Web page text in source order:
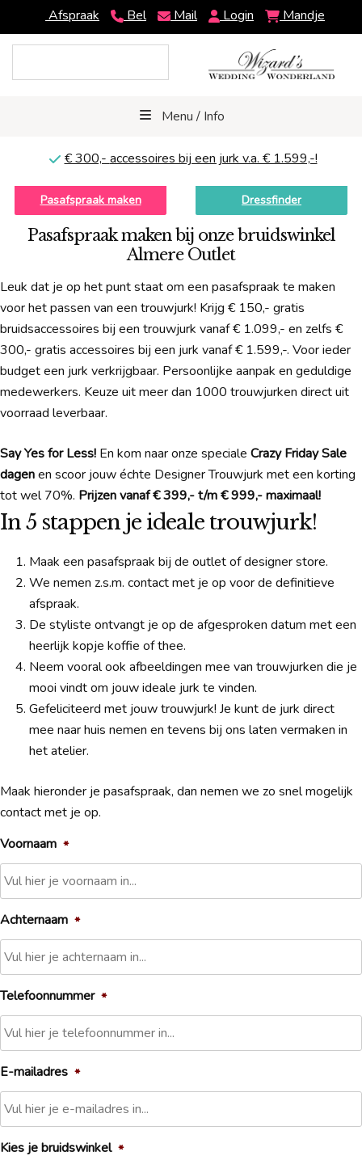
Afspraak Bel Mail Login Mandje
Menu / Info
€ 300,- accessoires bij een jurk v.a. € 1.599,-!
Pasafspraak maken Dressfinder
Pasafspraak maken bij onze bruidswinkel
Almere Outlet
Leuk dat je op het punt staat om een pasafspraak te maken
voor het passen van een trouwjurk! Krijg € 150,- gratis
bruidsaccessoires bij een trouwjurk vanaf € 1.099,- en zelfs €
300,- gratis accessoires bij een jurk vanaf € 1.599,-. Voor ieder
budget een jurk verkrijgbaar. Persoonlijke aanpak en geduldige
medewerkers. Keuze uit meer dan 1000 trouwjurken direct uit
voorraad leverbaar.
Say Yes for Less! En kom naar onze speciale Crazy Friday Sale
dagenen scoor jouw échte Designer Trouwjurk met een korting
tot wel 70%. Prijzen vanaf € 399,- t/m € 999,- maximaal!
In 5 stappen je ideale trouwjurk!
Maak een pasafspraak bij de outlet of designer store.
We nemen z.s.m. contact met je op voor de definitieve
afspraak.
De styliste ontvangt je op de afgesproken datum met een
heerlijk kopje koffie of thee.
Neem vooral ook afbeeldingen mee van trouwjurken die je
mooi vindt om jouw ideale jurk te vinden.
Gefeliciteerd met jouw trouwjurk! Je kunt de jurk direct
mee naar huis nemen en tevens bij ons laten vermaken in
het atelier.
Maak hieronder je pasafspraak, dan nemen we zo snel mogelijk
contact met je op.
Voornaam *
Achternaam *
Telefoonnummer *
E-mailadres *
Kies je bruidswinkel *